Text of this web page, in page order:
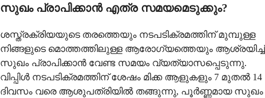
സുഖം പ്രാപിക്കാൻ എത്ര സമയമെടുക്കും?
ശസ്ത്രക്രിയയുടെ തരത്തെയും നടപടിക്രമത്തിന് മുമ്പുള്ള
നിങ്ങളുടെ മൊത്തത്തിലുള്ള ആരോഗ്യത്തെയും ആശ്രയിച്ച്
സുഖം പ്രാപിക്കാൻ വേണ്ട സമയം വ്യത്യാസപ്പെടുന്നു.
വിപ്പിൾ നടപടിക്രമത്തിന് ശേഷം മിക്ക ആളുകളും 7 മുതൽ 14
ദിവസം വരെ ആശുപത്രിയിൽ തങ്ങുന്നു, പൂർണ്ണമായ സുഖം